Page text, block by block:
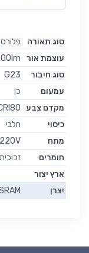
סוג תאורה
עוצמת אור
סוג חיבור
G23
עמעום
כן
מקדם צבע
כיסוי
חלבי
מתח
220V
חומרים
זכוכית
ארץ יצור
יצרן